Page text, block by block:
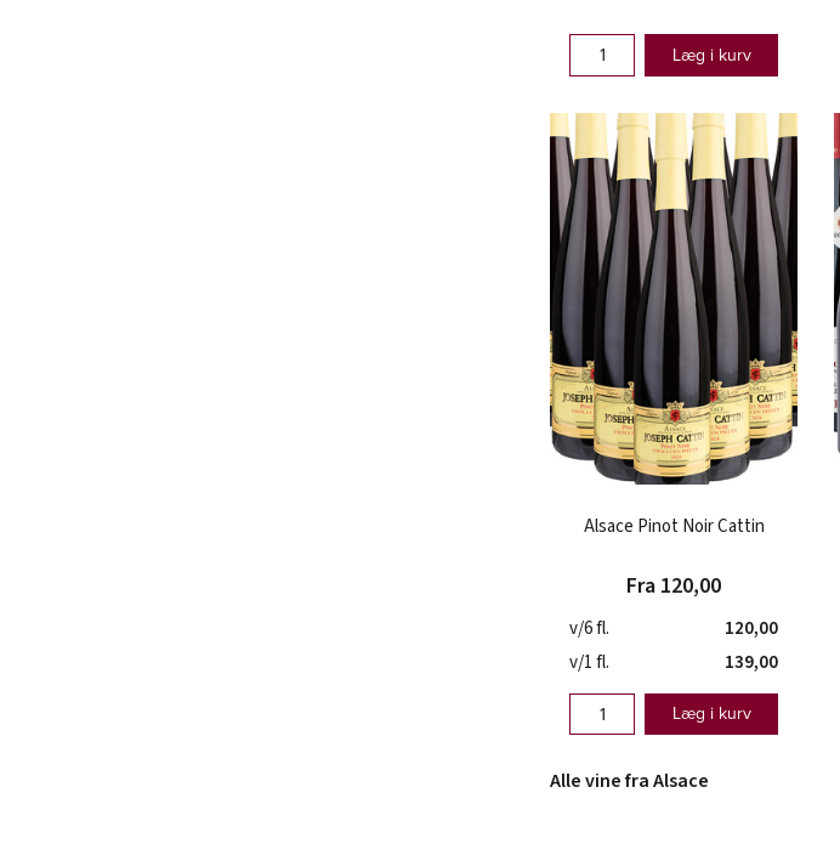
Læg i kurv
Alsace Pinot Noir Cattin
Fra 120,00
v/6 fl.
120,00
v/1 fl.
139,00
Læg i kurv
Alle vine fra Alsace